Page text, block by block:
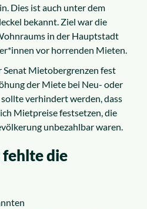
Dies ist auch unter dem
bekannt. Ziel war die
in der Hauptstadt
vor horrenden Mieten.
Mietobergrenzen fest
der Miete bei Neu- oder
verhindert werden, dass
Mietpreise festsetzen, die
unbezahlbar waren.
die